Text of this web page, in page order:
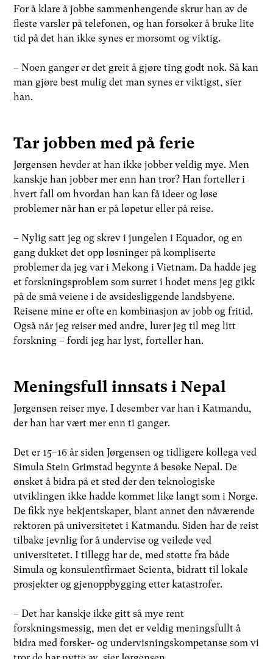
For å klare å jobbe sammenhengende skrur han av de
fleste varsler på telefonen, og han forsøker å bruke lite
tid på det han ikke synes er morsomt og viktig.
– Noen ganger er det greit å gjøre ting godt nok. Så kan
man gjøre best mulig det man synes er viktigst, sier
han.
Tar jobben med på ferie
Jørgensen hevder at han ikke jobber veldig mye. Men
kanskje han jobber mer enn han tror? Han forteller i
hvert fall om hvordan han kan få ideer og løse
problemer når han er på løpetur eller på reise.
– Nylig satt jeg og skrev i jungelen i Equador, og en
gang dukket det opp løsninger på kompliserte
problemer da jeg var i Mekong i Vietnam. Da hadde jeg
et forskningsproblem som surret i hodet mens jeg gikk
på de små veiene i de avsidesliggende landsbyene.
Reisene mine er ofte en kombinasjon av jobb og fritid.
Også når jeg reiser med andre, lurer jeg til meg litt
forskning – fordi jeg har lyst, forteller han.
Meningsfull innsats i Nepal
Jørgensen reiser mye. I desember var han i Katmandu,
der han har vært mer enn ti ganger.
Det er 15–16 år siden Jørgensen og tidligere kollega ved
Simula Stein Grimstad begynte å besøke Nepal. De
ønsket å bidra på et sted der den teknologiske
utviklingen ikke hadde kommet like langt som i Norge.
De fikk nye bekjentskaper, blant annet den nåværende
rektoren på universitetet i Katmandu. Siden har de reist
tilbake jevnlig for å undervise og veilede ved
universitetet. I tillegg har de, med støtte fra både
Simula og konsulentfirmaet Scienta, bidratt til lokale
prosjekter og gjenoppbygging etter katastrofer.
– Det har kanskje ikke gitt så mye rent
forskningsmessig, men det er veldig meningsfullt å
bidra med forsker- og undervisningskompetanse som vi